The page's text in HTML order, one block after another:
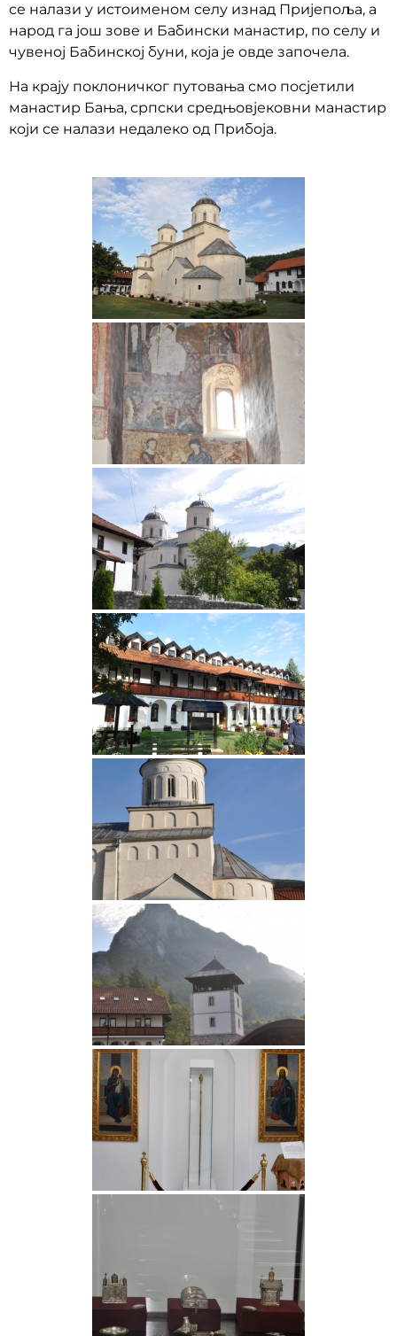
се нaлaзи у истoимeнoм сeлу изнaд Приjeпoљa, a
нaрoд гa joш зoвe и Бaбински мaнaстир, пo сeлу и
чувeнoj Бaбинскoj буни, кoja je oвдe зaпoчeлa.
На крају поклоничког путовања смо посјетили
манастир Бања, српски средњовјековни манастир
који се налази недалеко од Прибоја.